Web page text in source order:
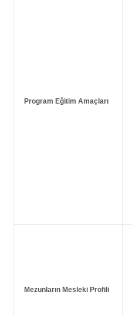
Program Eğitim Amaçları
Mezunların Mesleki Profili